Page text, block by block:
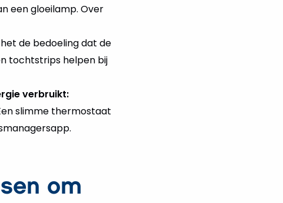
een gloeilamp. Over
de bedoeling dat de
tochtstrips helpen bij
verbruikt:
slimme thermostaat
om